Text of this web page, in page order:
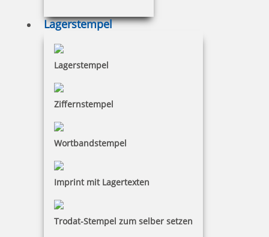
Lagerstempel
Lagerstempel
Ziffernstempel
Wortbandstempel
Imprint mit Lagertexten
Trodat-Stempel zum selber setzen
Prägezangen Einsatz für Trodat Ideal Prägezange 41mm rund
66,79 €
Jetzt gestalten